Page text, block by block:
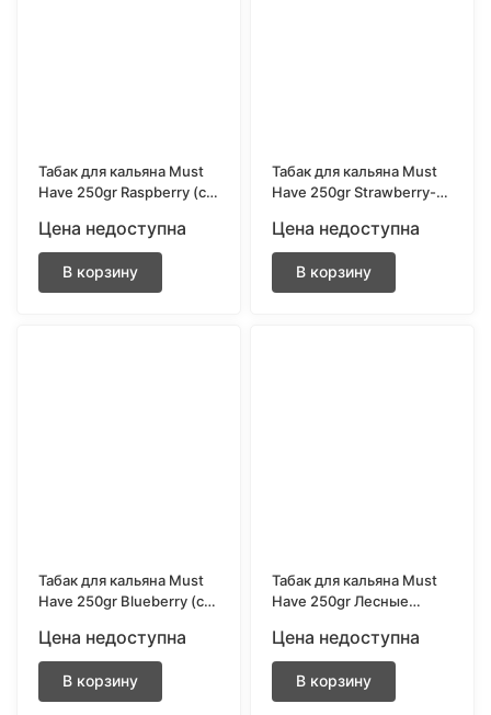
Табак для кальяна Must
Have 250gr Raspberry (с
Цена недоступна
В корзину
Табак для кальяна Must
Have 250gr Strawberry-
земляники и личи)
Цена недоступна
В корзину
Табак для кальяна Must
Have 250gr Blueberry (с
Цена недоступна
В корзину
Табак для кальяна Must
Have 250gr Лесные
Цена недоступна
В корзину